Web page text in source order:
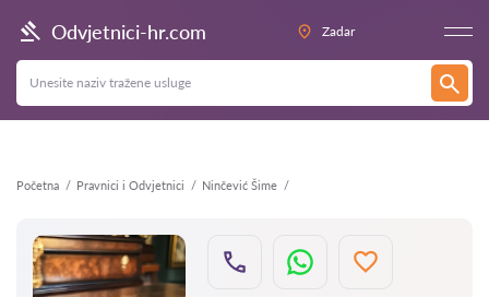
Odvjetnici-hr.com Zadar
Početna Pravnici i Odvjetnici Ninčević Šime
Natrag